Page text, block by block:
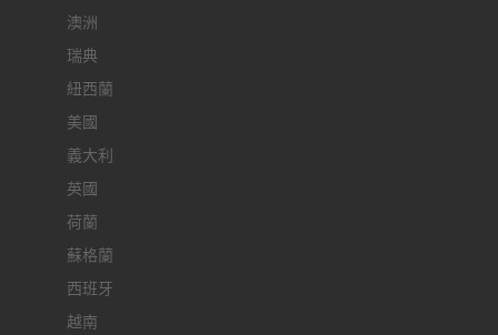
澳洲
瑞典
紐西蘭
美國
義大利
英國
荷蘭
蘇格蘭
西班牙
越南